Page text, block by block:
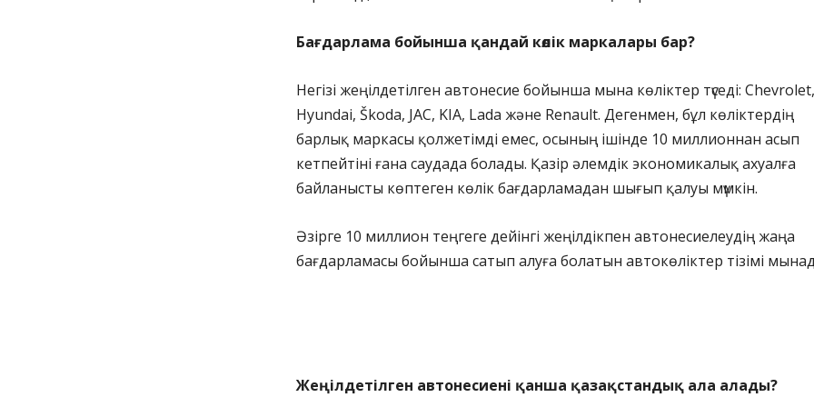
Бағдарлама бойынша қандай көлік маркалары бар?
Негізі жеңілдетілген автонесие бойынша мына көліктер түседі: Chevrolet,
Hyundai, Škoda, JAC, KIA, Lada және Renault. Дегенмен, бұл көліктердің
барлық маркасы қолжетімді емес, осының ішінде 10 миллионнан асып
кетпейтіні ғана саудада болады. Қазір әлемдік экономикалық ахуалға
байланысты көптеген көлік бағдарламадан шығып қалуы мүмкін.
Әзірге 10 миллион теңгеге дейінгі жеңілдікпен автонесиелеудің жаңа
бағдарламасы бойынша сатып алуға болатын автокөліктер тізімі
Жеңілдетілген автонесиені қанша қазақстандық ала алады?